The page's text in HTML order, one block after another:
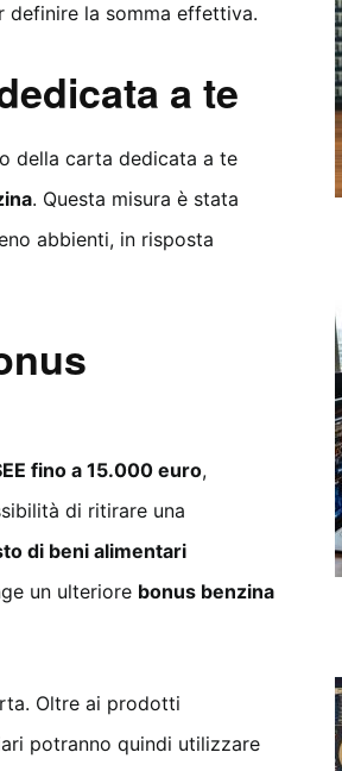
definire la somma effettiva.
a te
della carta dedicata a te
. Questa misura è stata
abbienti, in risposta
fino a 15.000 euro,
di ritirare una
di beni alimentari
un ulteriore bonus benzina
Oltre ai prodotti
potranno quindi utilizzare